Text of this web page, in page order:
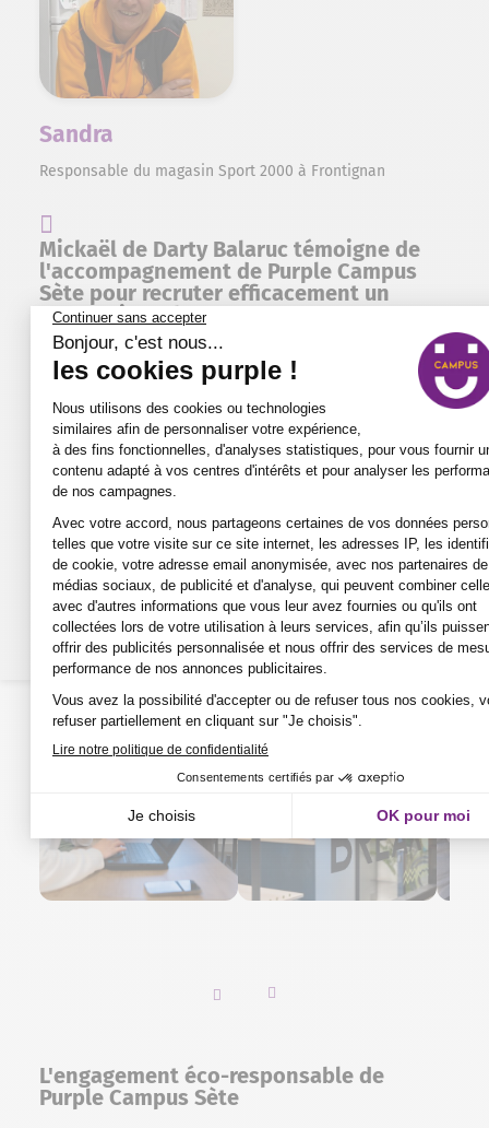
Sandra
Responsable du magasin Sport 2000 à Frontignan
Mickaël de Darty Balaruc témoigne de
l'accompagnement de Purple Campus
Sète pour recruter efficacement un
apprenti en alternance.
Mickaël
Responsable du magasin Darty Balaruc
EN SAVOIR PLUS
Slider vers la gauche
Slider vers la droite
L'engagement éco-responsable de
Purple Campus Sète